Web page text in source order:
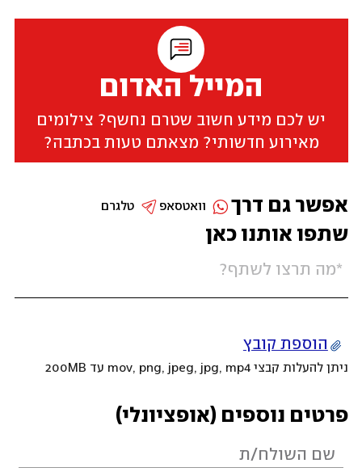
המייל האדום
יש לכם מידע חשוב שטרם נחשף? צילומים
מאירוע חדשותי? מצאתם טעות בכתבה?
שתפו אותנו כאן
הוספת קובץ
ניתן להעלות קבצי mov, png, jpeg, jpg, mp4 עד 200MB
פרטים נוספים (אופציונלי)
אפשר גם דרך טלגרם וואטסאפ